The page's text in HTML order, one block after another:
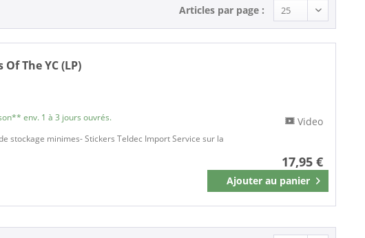
Articles par page :
Of The YC (LP)
env. 1 à 3 jours ouvrés.
stockage minimes- Stickers Teldec Import Service sur la
17,95 €
Ajouter au panier
Mémoriser
Video